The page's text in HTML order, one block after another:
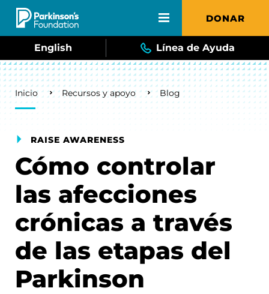
Skip to main content DONAR
English Línea de Ayuda
Breadcrumb
Inicio Recursos y apoyo Blog
RAISE AWARENESS
Cómo controlar
las afecciones
crónicas a través
de las etapas del
Parkinson